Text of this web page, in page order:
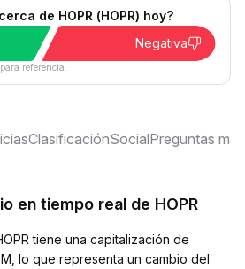
de HOPR (HOPR) hoy?
Negativa
referencia.
ClasificaciónSocialPreguntas
en tiempo real de HOPR
tiene una capitalización de
lo que representa un cambio del